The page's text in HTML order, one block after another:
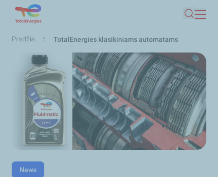
pagrindinį
Paieška
Kelias
Pradžia TotalEnergies klasikiniams automatams
News